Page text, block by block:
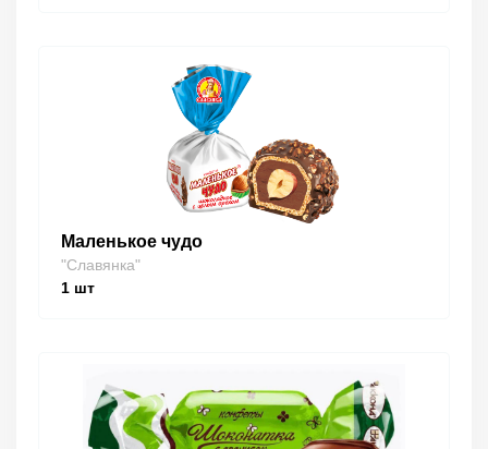
Маленькое чудо
"Славянка"
1 шт